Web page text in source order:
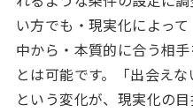
い方でも・現実化によっ
中から・本質的に合う相
とは可能です。「出会え
という変化が、現実化の目